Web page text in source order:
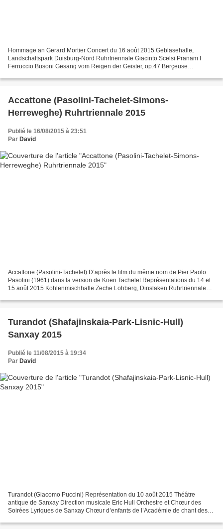
Hommage an Gerard Mortier Concert du 16 août 2015 Gebläsehalle,
Landschaftspark Duisburg-Nord Ruhrtriennale Giacinto Scelsi Pranam I
Ferruccio Busoni Gesang vom Reigen der Geister, op.47 Berçeuse
Accattone (Pasolini-Tachelet-Simons-
Herreweghe) Ruhrtriennale 2015
Publié le 16/08/2015 à 23:51
Par David
Accattone (Pasolini-Tachelet) D’après le film du même nom de Pier Paolo
Pasolini (1961) dans la version de Koen Tachelet Représentations du 14 et
15 août 2015 Kohlenmischhalle Zeche Lohberg, Dinslaken Ruhrtriennale
Turandot (Shafajinskaia-Park-Lisnic-Hull)
Sanxay 2015
Publié le 11/08/2015 à 19:34
Par David
Turandot (Giacomo Puccini) Représentation du 10 août 2015 Théâtre
antique de Sanxay Direction musicale Eric Hull Orchestre et Chœur des
Soirées Lyriques de Sanxay Chœur d’enfants de l’Académie de chant des